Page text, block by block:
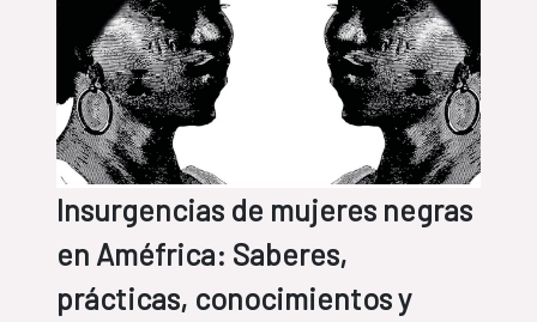
Insurgencias de mujeres negras
en Améfrica: Saberes,
prácticas, conocimientos y